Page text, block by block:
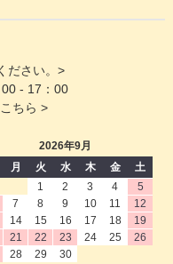
ださい。>
- 17：00
ちら >
2026年9月
月 火 水 木 金
土
1
2 3 4
5
7 8 9 10 11
12
14 15 16 17 18
19
21 22 23 24 25
26
28 29 30